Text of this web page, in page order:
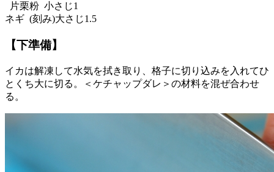
片栗粉 小さじ1
ネギ (刻み)大さじ1.5
【下準備】
イカは解凍して水気を拭き取り、格子に切り込みを入れてひ
とくち大に切る。＜ケチャップダレ＞の材料を混ぜ合わせ
る。